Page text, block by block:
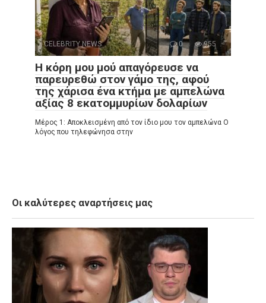
CELEBRITY NEWS 0 955
Η κόρη μου μού απαγόρευσε να
παρευρεθώ στον γάμο της, αφού
της χάρισα ένα κτήμα με αμπελώνα
αξίας 8 εκατομμυρίων δολαρίων
Μέρος 1: Αποκλεισμένη από τον ίδιο μου τον αμπελώνα Ο
λόγος που τηλεφώνησα στην
Οι καλύτερες αναρτήσεις μας